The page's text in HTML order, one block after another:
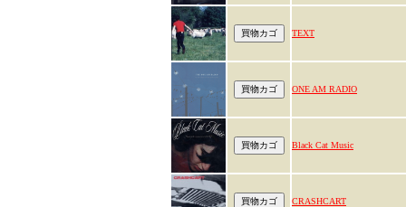
TEXT
ONE AM RADIO
Black Cat Music
CRASHCART